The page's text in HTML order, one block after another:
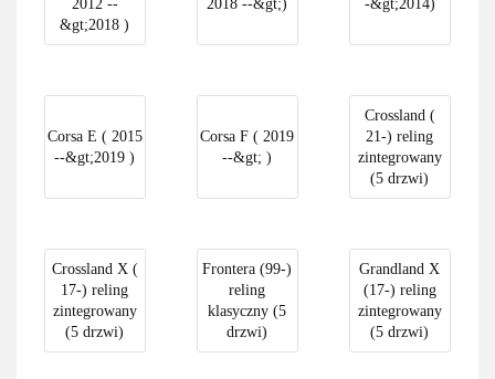
2012 --
&gt;2018 )
2018 --&gt;)
-&gt;2014)
Corsa E ( 2015
--&gt;2019 )
Corsa F ( 2019
--&gt; )
Crossland (
21-) reling
zintegrowany
(5 drzwi)
Crossland X (
17-) reling
zintegrowany
(5 drzwi)
Frontera (99-)
reling
klasyczny (5
drzwi)
Grandland X
(17-) reling
zintegrowany
(5 drzwi)